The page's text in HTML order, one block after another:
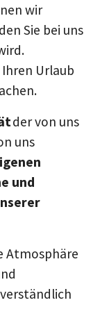
wir
Sie bei uns
Urlaub
der von uns
uns
und
Atmosphäre